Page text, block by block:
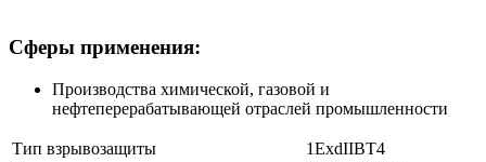
Сферы применения:
Производства химической, газовой и
нефтеперерабатывающей отраслей промышленности
Тип взрывозащиты
1ExdIIBT4